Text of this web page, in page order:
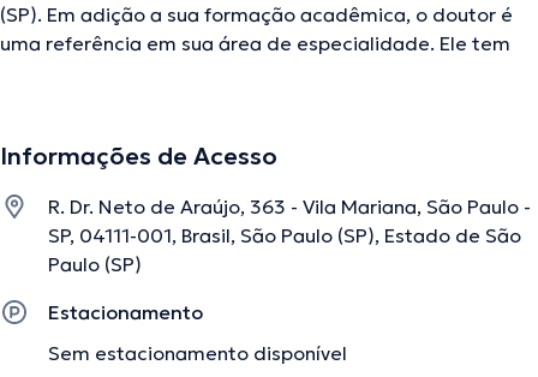
(SP). Em adição a sua formação acadêmica, o doutor é
uma referência em sua área de especialidade. Ele tem
atuou em consideráveis conferências com a intenção de
especialização e já compartilhou diferentes
comunicados. Espanhol Português são os idiomas que
usa o médico.
A descrição foi editada pela equipe do doctoranytime, baseada em
Informações de Acesso
R. Dr. Neto de Araújo, 363 - Vila Mariana, São Paulo -
SP, 04111-001, Brasil, São Paulo (SP), Estado de São
Paulo (SP)
Estacionamento
Sem estacionamento disponível